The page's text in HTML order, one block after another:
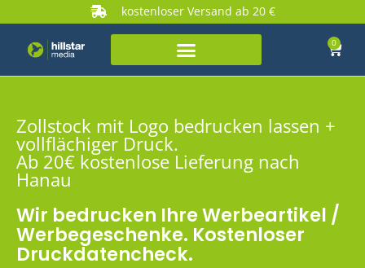
kostenloser Versand ab 20 €
0
Zollstock mit Logo bedrucken lassen +
vollflächiger Druck.
Ab 20€ kostenlose Lieferung nach
Hanau
Wir bedrucken Ihre Werbeartikel /
Werbegeschenke. Kostenloser
Druckdatencheck.